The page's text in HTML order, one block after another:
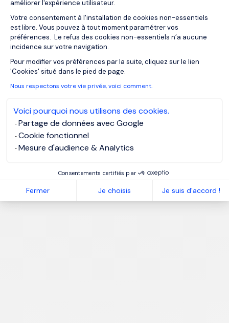
améliorer l'expérience utilisateur.
Votre consentement à l'installation de cookies non-essentiels
est libre. Vous pouvez à tout moment paramétrer vos
préférences. Le refus des cookies non-essentiels n’a aucune
incidence sur votre navigation.
Pour modifier vos préférences par la suite, cliquez sur le lien
'Cookies' situé dans le pied de page.
Nous respectons votre vie privée, voici comment.
Voici pourquoi nous utilisons des cookies.
Partage de données avec Google
Cookie fonctionnel
Mesure d'audience & Analytics
Consentements certifiés par
Fermer Je choisis Je suis d'accord !